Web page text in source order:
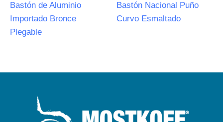
Bastón de Aluminio
Importado Bronce
Plegable
Bastón Nacional Puño
Curvo Esmaltado